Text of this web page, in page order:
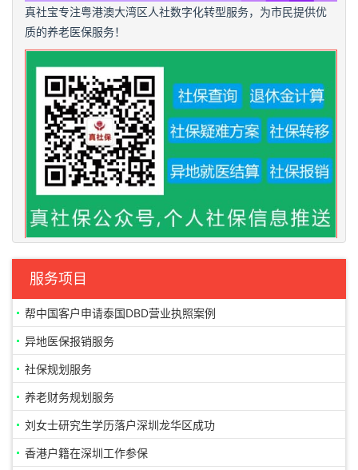
真社宝专注粤港澳大湾区人社数字化转型服务，为市民提供优
质的养老医保服务！
服务项目
帮中国客户申请泰国DBD营业执照案例
异地医保报销服务
社保规划服务
养老财务规划服务
刘女士研究生学历落户深圳龙华区成功
香港户籍在深圳工作参保